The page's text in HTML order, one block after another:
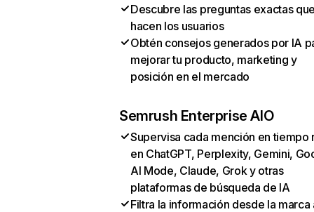
Descubre las preguntas exactas
hacen los usuarios
Obtén consejos generados por IA
mejorar tu producto, marketing y
posición en el mercado
Semrush Enterprise AIO
Supervisa cada mención en tiempo
en ChatGPT, Perplexity, Gemini,
AI Mode, Claude, Grok y otras
plataformas de búsqueda de IA
Filtra la información desde la marca